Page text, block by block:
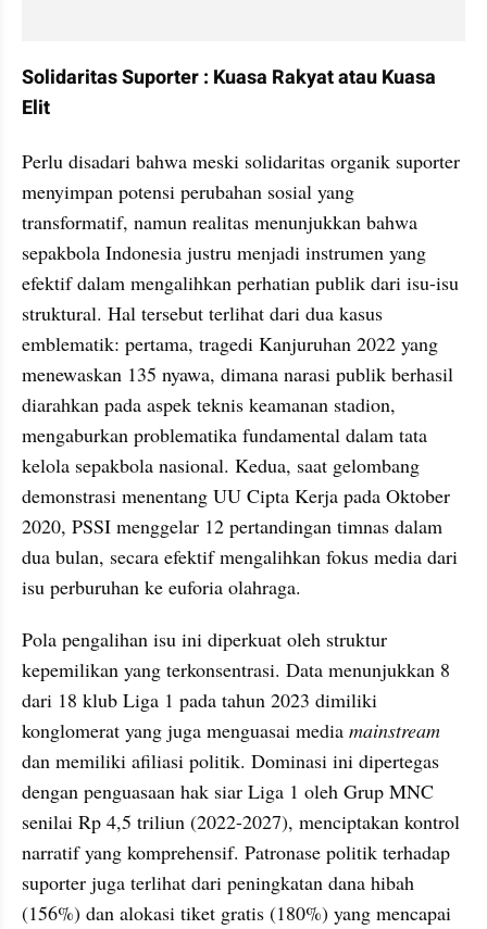
Solidaritas Suporter : Kuasa Rakyat atau Kuasa
Elit
Perlu disadari bahwa meski solidaritas organik suporter
menyimpan potensi perubahan sosial yang
transformatif, namun realitas menunjukkan bahwa
sepakbola Indonesia justru menjadi instrumen yang
efektif dalam mengalihkan perhatian publik dari isu-isu
struktural. Hal tersebut terlihat dari dua kasus
emblematik: pertama, tragedi Kanjuruhan 2022 yang
menewaskan 135 nyawa, dimana narasi publik berhasil
diarahkan pada aspek teknis keamanan stadion,
mengaburkan problematika fundamental dalam tata
kelola sepakbola nasional. Kedua, saat gelombang
demonstrasi menentang UU Cipta Kerja pada Oktober
2020, PSSI menggelar 12 pertandingan timnas dalam
dua bulan, secara efektif mengalihkan fokus media dari
isu perburuhan ke euforia olahraga.
Pola pengalihan isu ini diperkuat oleh struktur
kepemilikan yang terkonsentrasi. Data menunjukkan 8
dari 18 klub Liga 1 pada tahun 2023 dimiliki
konglomerat yang juga menguasai media
dan memiliki afiliasi politik. Dominasi ini dipertegas
dengan penguasaan hak siar Liga 1 oleh Grup MNC
senilai Rp 4,5 triliun (2022-2027), menciptakan kontrol
narratif yang komprehensif. Patronase politik terhadap
suporter juga terlihat dari peningkatan dana hibah
(156%) dan alokasi tiket gratis (180%) yang mencapai